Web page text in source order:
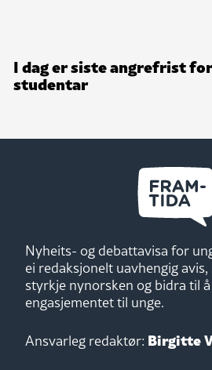
I dag er siste angrefrist
studentar
Nyheits- og debattavisa for
ei redaksjonelt uavhengig
styrkje nynorsken og bidra til
engasjementet til unge.
Ansvarleg redaktør: Birgitte